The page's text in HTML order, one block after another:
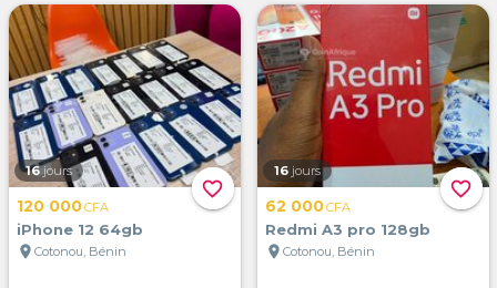
favorite_border
16 jours
120 000CFA
iPhone 12 64gb
location_on Cotonou, Bénin
favorite_border
16 jours
62 000CFA
Redmi A3 pro 128gb
location_on Cotonou, Bénin